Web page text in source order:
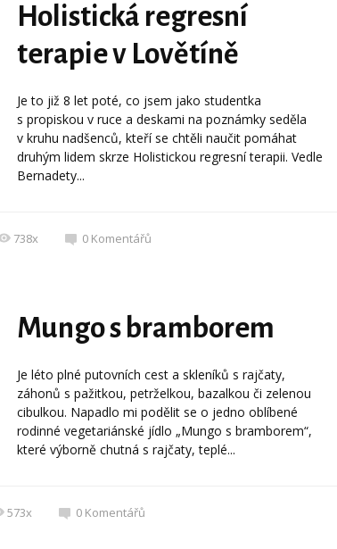
Holistická regresní
terapie v Lovětíně
Je to již 8 let poté, co jsem jako studentka
s propiskou v ruce a deskami na poznámky seděla
v kruhu nadšenců, kteří se chtěli naučit pomáhat
druhým lidem skrze Holistickou regresní terapii. Vedle
Bernadety...
738x 0 Komentářů
Mungo s bramborem
Je léto plné putovních cest a skleníků s rajčaty,
záhonů s pažitkou, petrželkou, bazalkou či zelenou
cibulkou. Napadlo mi podělit se o jedno oblíbené
rodinné vegetariánské jídlo „Mungo s bramborem“,
které výborně chutná s rajčaty, teplé...
573x 0 Komentářů